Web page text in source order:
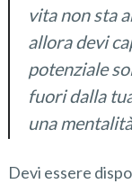
vita non sta
allora devi
potenziale
fuori dalla
una
Devi essere